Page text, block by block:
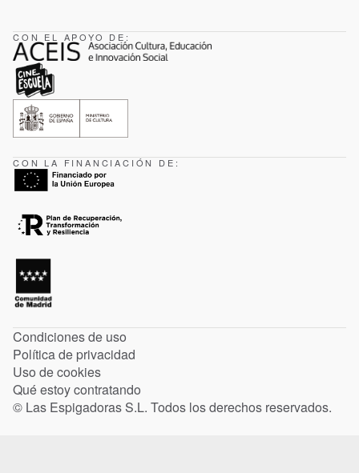
CON EL APOYO DE:
CON LA FINANCIACIÓN DE:
Condiciones de uso
Política de privacidad
Uso de cookies
Qué estoy contratando
© Las Espigadoras S.L. Todos los derechos reservados.